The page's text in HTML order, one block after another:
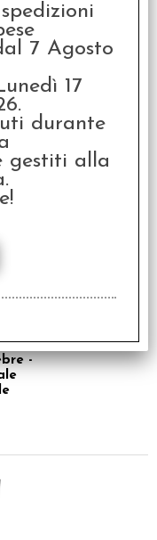
- I
-
7 Agosto
17
durante
gestiti alla